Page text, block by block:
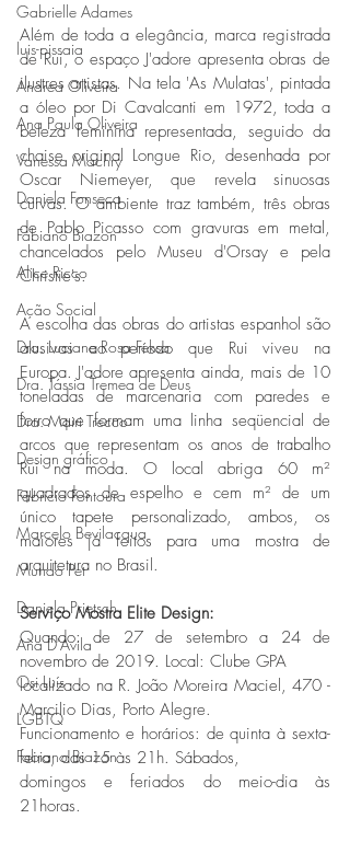
Gabrielle Adames
luis-pissaia
Andrea Oliveira
Ana Paula Oliveira
Vanessa Machry
Daniela Fonseca
Fabiano Biazon
Alice Ricco
Ação Social
Dra. Luciane Rosa Feksa
Dra. Tássia Tremea de Deus
Dra. Mairi Trecco
Design gráfico
Fabrício Fontoura
Marcelo Bevilacqua
Mundo Pet
Daniela Prietsch
Ana D'Avila
Osi Luís
LGBTQ
Fabiano Biazon
Além de toda a elegância, marca registrada
de Rui, o espaço J'adore apresenta obras de
ilustres artistas. Na tela 'As Mulatas', pintada
a óleo por Di Cavalcanti em 1972, toda a
beleza feminina representada, seguido da
chaise original Longue Rio, desenhada por
Oscar Niemeyer, que revela sinuosas
curvas. O ambiente traz também, três obras
de Pablo Picasso com gravuras em metal,
chancelados pelo Museu d'Orsay e pela
Christie's.
A escolha das obras do artistas espanhol são
alusivas ao período que Rui viveu na
Europa. J'adore apresenta ainda, mais de 10
toneladas de marcenaria com paredes e
forro que formam uma linha seqüencial de
arcos que representam os anos de trabalho
Rui na moda. O local abriga 60 m²
quadrados de espelho e cem m² de um
único tapete personalizado, ambos, os
maiores já feitos para uma mostra de
arquitetura no Brasil.
Serviço Mostra Elite Design:
Quando: de 27 de setembro a 24 de
novembro de 2019. Local: Clube GPA
localizado na R. João Moreira Maciel, 470 -
Marcilio Dias, Porto Alegre.
Funcionamento e horários: de quinta à sexta-
feira, das 15 às 21h. Sábados,
domingos e feriados do meio-dia às
21horas.